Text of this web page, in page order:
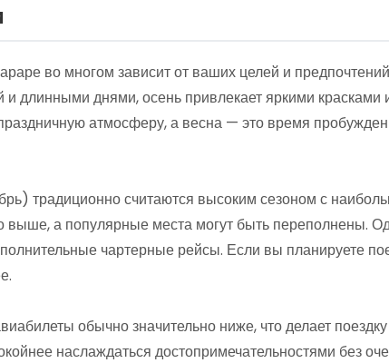
во многом зависит от ваших целей и
и длинными днями, осень привлекает яркими
атмосферу, а весна — это время
традиционно считаются высоким сезоном с
а популярные места могут быть переполнены.
чартерные рейсы. Если вы планируете
обычно значительно ниже, что делает
наслаждаться достопримечательностями без